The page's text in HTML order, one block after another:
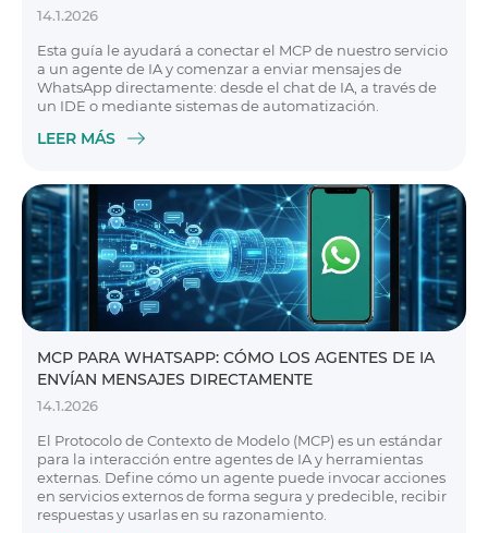
14.1.2026
Esta guía le ayudará a conectar el MCP de nuestro servicio
a un agente de IA y comenzar a enviar mensajes de
WhatsApp directamente: desde el chat de IA, a través de
un IDE o mediante sistemas de automatización.
LEER MÁS
MCP PARA WHATSAPP: CÓMO LOS AGENTES DE IA
ENVÍAN MENSAJES DIRECTAMENTE
14.1.2026
El Protocolo de Contexto de Modelo (MCP) es un estándar
para la interacción entre agentes de IA y herramientas
externas. Define cómo un agente puede invocar acciones
en servicios externos de forma segura y predecible, recibir
respuestas y usarlas en su razonamiento.